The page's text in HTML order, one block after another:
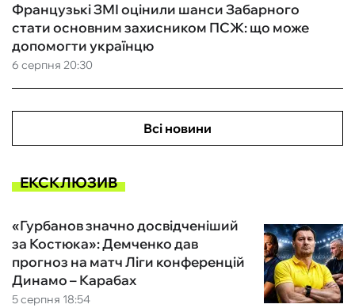
6 серпня 20:30
Французькі ЗМІ оцінили шанси Забарного
стати основним захисником ПСЖ: що може
допомогти українцю
Всі новини
ЕКСКЛЮЗИВ
5 серпня 18:54
«Гурбанов значно досвідченіший
за Костюка»: Демченко дав
прогноз на матч Ліги конференцій
Динамо – Карабах